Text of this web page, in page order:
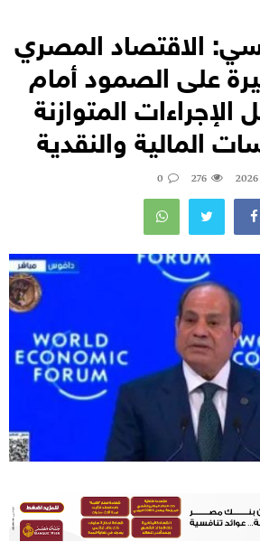
الاقتصاد المصري
على الصمود أمام
المتوازنة
المالية والنقدية
276
0